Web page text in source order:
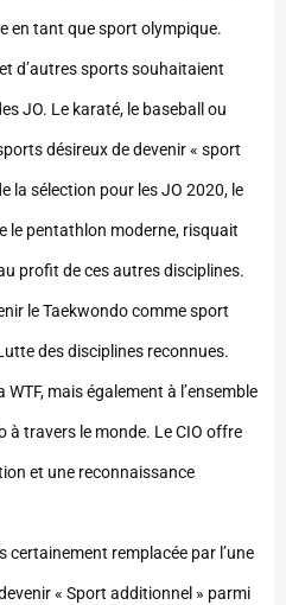
en tant que sport olympique.
d’autres sports souhaitaient
JO. Le karaté, le baseball ou
désireux de devenir « sport
la sélection pour les JO 2020, le
le pentathlon moderne, risquait
profit de ces autres disciplines.
le Taekwondo comme sport
des disciplines reconnues.
mais également à l’ensemble
à travers le monde. Le CIO offre
et une reconnaissance
certainement remplacée par l’une
« Sport additionnel » parmi